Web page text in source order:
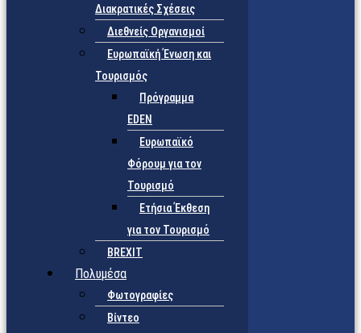
Διακρατικές Σχέσεις
Διεθνείς Οργανισμοί
Ευρωπαϊκή Ένωση και
Τουρισμός
Πρόγραμμα
EDEN
Ευρωπαϊκό
Φόρουμ για τον
Τουρισμό
Ετήσια Έκθεση
για τον Τουρισμό
BREXIT
Πολυμέσα
Φωτογραφίες
Βίντεο